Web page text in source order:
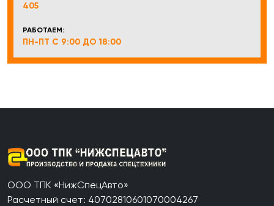
405
РАБОТАЕМ:
ПН-ПТ С 9:00 ДО 18:00
ООО ТПК «НижСпецАвто»
Расчетный счет: 40702810601070004267